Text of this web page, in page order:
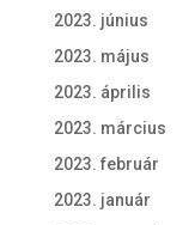
2023. június
2023. május
2023. április
2023. március
2023. február
2023. január